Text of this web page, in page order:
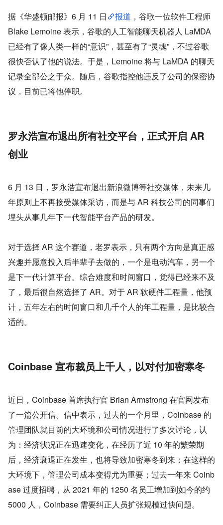
据《华盛顿邮报》6 月 11 日 报道 ，谷歌一位软件工程师
Blake Lemoine 表示，谷歌的人工智能聊天机器人 LaMDA
已经有了像人类一样的“意识”，甚至有了“灵魂”，不过谷歌
很快否认了他的说法。于是，Lemoine 将与 LaMDA 的聊天
记录全部公之于众。随后，谷歌指控他违反了公司的保密协
议，目前已将他停职。
罗永浩宣布退出所有社交平台，正式开启 AR
创业
6 月 13 日，罗永浩宣布退出新浪微博等社交媒体，未来几
年原则上不再接受媒体采访，而是与 AR 科技公司的同事们
埋头从事几年下一代智能平台产品的研发。
对于选择 AR 这个赛道，老罗表示，只有两个方向是真正感
兴趣并愿意投入后半辈子去做的，一个是电动汽车，另一个
是下一代计算平台。综合难度和时间窗口，觉得已经来不及
了，最后很自然选择了 AR。对于 AR 软硬件工程量，他预
计，五年左右的时间窗口和几千个人的年工程量，是比较合
适的。
Coinbase 宣布裁员上千人，以对付加密寒冬
近日，Coinbase 首席执行官 Brian Armstrong 在官网发布
了一篇公开信。信中表示，过去的一个月里，Coinbase 的
管理团队就目前的大环境和公司情况进行了多次讨论，认
为：经济状况正在迅速变化，在经历了近 10 年的繁荣期
后，经济衰退正在发生，也将导致加密寒冬到来；在这样的
大环境下，管理公司成本变得尤为重要；过去一年来 Coinb
ase 过度招聘，从 2021 年的 1250 名员工增加到如今的约
5000 人，Coinbase 需要纠正人员扩张规模过快问题。